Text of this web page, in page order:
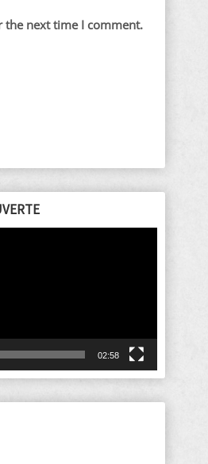
the next time I comment.
02:58